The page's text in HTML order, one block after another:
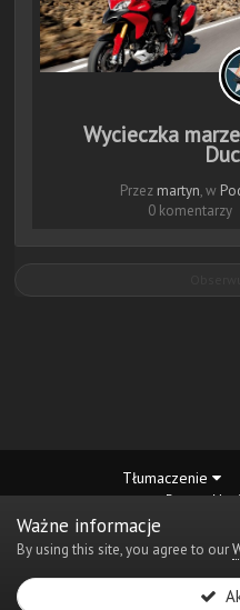
Wycieczka
Przez martyn, w
0 komentarzy
Tłumaczenie
Desmo
Ważne informacje
By using this site, you agree to our